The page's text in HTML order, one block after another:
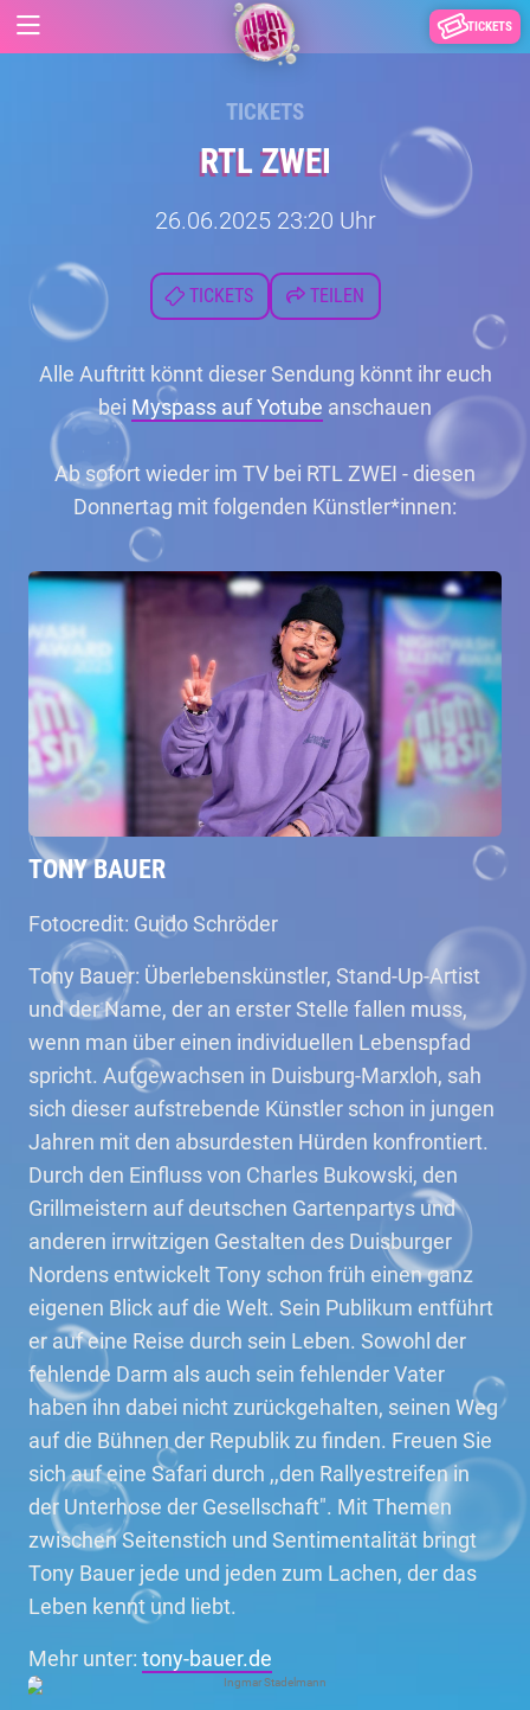
TICKETS
TICKETS
RTL ZWEI
26.06.2025 23:20 Uhr
TICKETS TEILEN
Alle Auftritt könnt dieser Sendung könnt ihr euch
bei Myspass auf Yotube anschauen
Ab sofort wieder im TV bei RTL ZWEI - diesen
Donnertag mit folgenden Künstler*innen:
TONY BAUER
Fotocredit: Guido Schröder
Tony Bauer: Überlebenskünstler, Stand-Up-Artist
und der Name, der an erster Stelle fallen muss,
wenn man über einen individuellen Lebenspfad
spricht. Aufgewachsen in Duisburg-Marxloh, sah
sich dieser aufstrebende Künstler schon in jungen
Jahren mit den absurdesten Hürden konfrontiert.
Durch den Einfluss von Charles Bukowski, den
Grillmeistern auf deutschen Gartenpartys und
anderen irrwitzigen Gestalten des Duisburger
Nordens entwickelt Tony schon früh einen ganz
eigenen Blick auf die Welt. Sein Publikum entführt
er auf eine Reise durch sein Leben. Sowohl der
fehlende Darm als auch sein fehlender Vater
haben ihn dabei nicht zurückgehalten, seinen Weg
auf die Bühnen der Republik zu finden. Freuen Sie
sich auf eine Safari durch ,,den Rallyestreifen in
der Unterhose der Gesellschaft". Mit Themen
zwischen Seitenstich und Sentimentalität bringt
Tony Bauer jede und jeden zum Lachen, der das
Leben kennt und liebt.
Mehr unter: tony-bauer.de